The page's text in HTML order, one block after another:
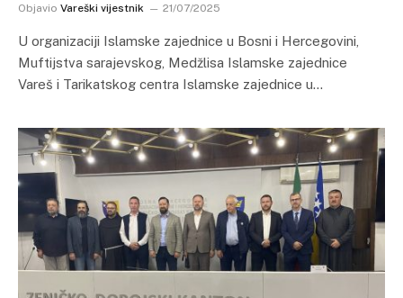
Objavio Vareški vijestnik 21/07/2025
U organizaciji Islamske zajednice u Bosni i Hercegovini,
Muftijstva sarajevskog, Medžlisa Islamske zajednice
Vareš i Tarikatskog centra Islamske zajednice u…